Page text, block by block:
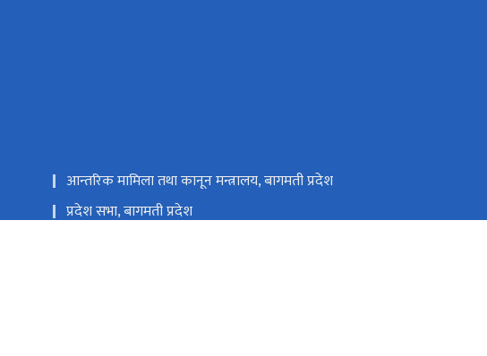
आन्तरिक मामिला तथा कानून मन्त्रालय, बागमती प्रदेश
प्रदेश सभा, बागमती प्रदेश